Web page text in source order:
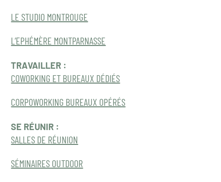
LE STUDIO MONTROUGE
L’EPHÉMÈRE MONTPARNASSE
TRAVAILLER :
COWORKING ET BUREAUX DÉDIÉS
CORPOWORKING BUREAUX OPÉRÉS
SE RÉUNIR :
SALLES DE RÉUNION
SÉMINAIRES OUTDOOR